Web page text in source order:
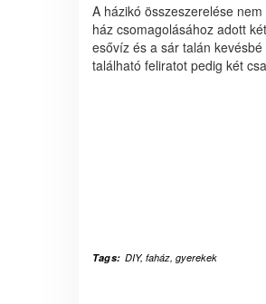
A házikó összeszerelése
ház csomagolásához adott
esővíz és a sár talán
található feliratot pedig két
Tags: DIY, faház, gyerekek